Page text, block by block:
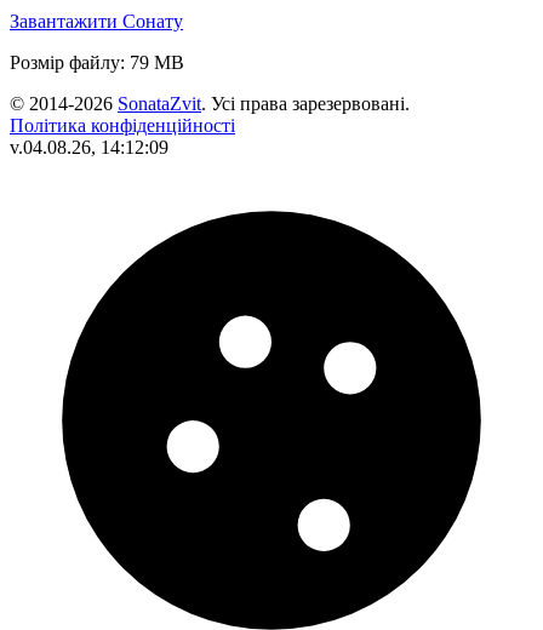
Завантажити Сонату
Розмір файлу: 79 MB
© 2014-2026 SonataZvit. Усі права зарезервовані.
Політика конфіденційності
v.04.08.26, 14:12:09